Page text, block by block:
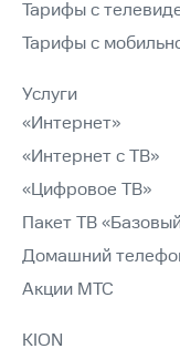
Тарифы с
Тарифы с
Услуги
«Интернет»
«Интернет с ТВ»
«Цифровое ТВ»
Пакет ТВ
Домашний
Акции МТС
KION